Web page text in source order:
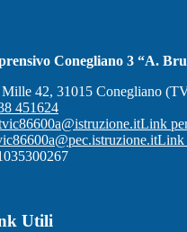
Conegliano 3 “A.
42, 31015 Conegliano
451624
Link
Link
Utili